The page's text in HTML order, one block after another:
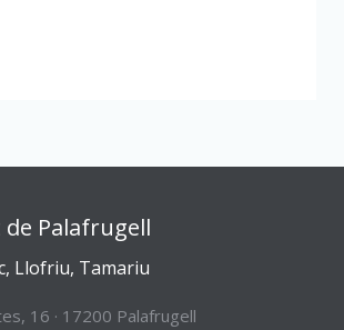
Palafrugell
Llofriu, Tamariu
16 · 17200 Palafrugell